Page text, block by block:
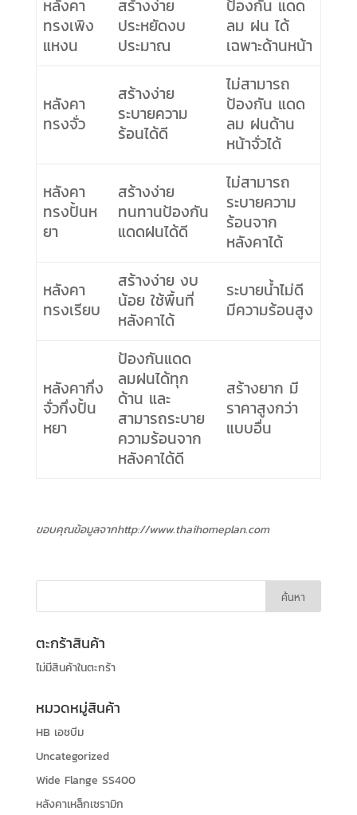
หลังคา
ทรงเพิง
แหงน
สร้างง่าย
ประหยัดงบ
ประมาณ
ป้องกัน แดด
ลม ฝน ได้
เฉพาะด้านหน้า
หลังคา
ทรงจั่ว
สร้างง่าย
ระบายความ
ร้อนได้ดี
ไม่สามารถ
ป้องกัน แดด
ลม ฝนด้าน
หน้าจั่วได้
หลังคา
ทรงปั้นห
ยา
สร้างง่าย
ทนทานป้องกัน
แดดฝนได้ดี
ไม่สามารถ
ระบายความ
ร้อนจาก
หลังคาได้
หลังคา
ทรงเรียบ
สร้างง่าย งบ
น้อย ใช้พื้นที่
หลังคาได้
ระบายน้ำไม่ดี
มีความร้อนสูง
หลังคากึ่ง
จั่วกึ่งปั้น
หยา
ป้องกันแดด
ลมฝนได้ทุก
ด้าน และ
สามารถระบาย
ความร้อนจาก
หลังคาได้ดี
สร้างยาก มี
ราคาสูงกว่า
แบบอื่น
ขอบคุณข้อมูลจากhttp://www.thaihomeplan.com
ตะกร้าสินค้า
ไม่มีสินค้าในตะกร้า
หมวดหมู่สินค้า
HB เอชบีม
Uncategorized
Wide Flange SS400
หลังคาเหล็กเซรามิก